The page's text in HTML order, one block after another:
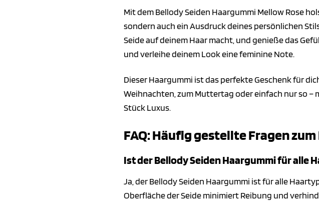
Mit dem Bellody Seiden Haargummi Mellow Rose
sondern auch ein Ausdruck deines persönlichen
Seide auf deinem Haar macht, und genieße das
und verleihe deinem Look eine feminine Note.
Dieser Haargummi ist das perfekte Geschenk für
Weihnachten, zum Muttertag oder einfach nur so –
Stück Luxus.
FAQ: Häufig gestellte Fragen
Ist der Bellody Seiden Haargummi für alle
Ja, der Bellody Seiden Haargummi ist für alle
Oberfläche der Seide minimiert Reibung und